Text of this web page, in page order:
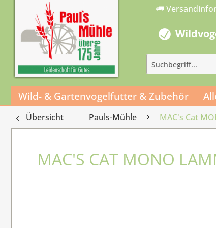
Wild- & Gartenvogelfutter & Zubehör
Übersicht Pauls-Mühle MAC's Cat
MAC'S CAT MONO